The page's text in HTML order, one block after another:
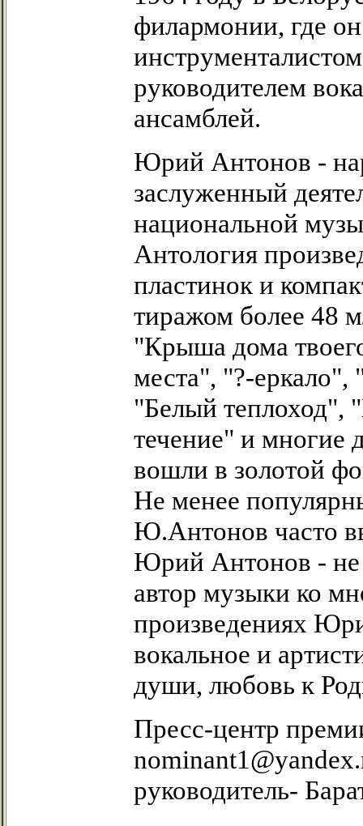
филармонии, где
руководителем
ансамблей.
Юрий Антонов -
заслуженный
национальной
Антология
пластинок и
тиражом более 48
"Крыша дома
места", "?-
"Белый теплоход",
течение" и многие
вошли в золотой
Не менее
Ю.Антонов часто
Юрий Антонов - не
автор музыки ко
произведениях
вокальное и
души, любовь к
Пресс-центр
руководитель-